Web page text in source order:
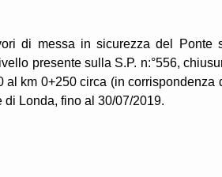
di messa in sicurezza del Ponte
presente sulla S.P. n:°556,
km 0+250 circa (in corrispondenza
Londa, fino al 30/07/2019.